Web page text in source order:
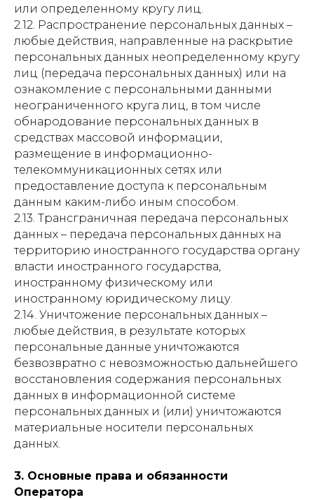
или определенному кругу лиц.
2.12. Распространение персональных данных –
любые действия, направленные на раскрытие
персональных данных неопределенному кругу
лиц (передача персональных данных) или на
ознакомление с персональными данными
неограниченного круга лиц, в том числе
обнародование персональных данных в
средствах массовой информации,
размещение в информационно-
телекоммуникационных сетях или
предоставление доступа к персональным
данным каким-либо иным способом.
2.13. Трансграничная передача персональных
данных – передача персональных данных на
территорию иностранного государства органу
власти иностранного государства,
иностранному физическому или
иностранному юридическому лицу.
2.14. Уничтожение персональных данных –
любые действия, в результате которых
персональные данные уничтожаются
безвозвратно с невозможностью дальнейшего
восстановления содержания персональных
данных в информационной системе
персональных данных и (или) уничтожаются
материальные носители персональных
данных.
3. Основные права и обязанности
Оператора